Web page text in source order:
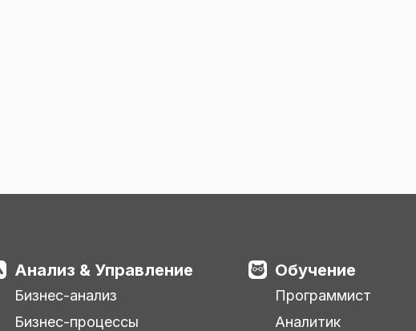
Анализ & Управление
Бизнес-анализ
Бизнес-процессы
Обучение
Программист
Аналитик